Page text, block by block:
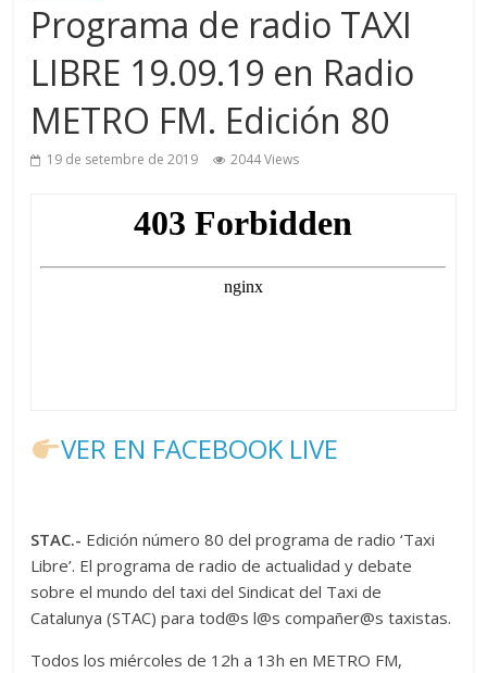
Programa de radio TAXI
LIBRE 19.09.19 en Radio
METRO FM. Edición 80
19 de setembre de 2019 2044 Views
VER EN FACEBOOK LIVE
STAC.- Edición número 80 del programa de radio ‘Taxi
Libre’. El programa de radio de actualidad y debate
sobre el mundo del taxi del Sindicat del Taxi de
Catalunya (STAC) para tod@s l@s compañer@s taxistas.
Todos los miércoles de 12h a 13h en METRO FM,